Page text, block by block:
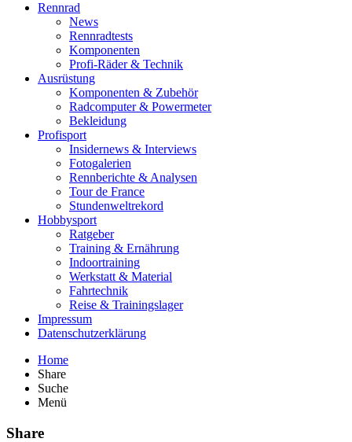
Rennrad
News
Rennradtests
Komponenten
Profi-Räder & Technik
Ausrüstung
Komponenten & Zubehör
Radcomputer & Powermeter
Bekleidung
Profisport
Insidernews & Interviews
Fotogalerien
Rennberichte & Analysen
Tour de France
Stundenweltrekord
Hobbysport
Ratgeber
Training & Ernährung
Indoortraining
Werkstatt & Material
Fahrtechnik
Reise & Trainingslager
Impressum
Datenschutzerklärung
Home
Share
Suche
Menü
Share